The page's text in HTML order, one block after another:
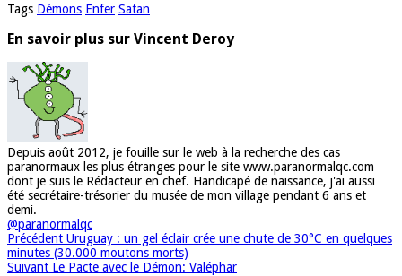
Tags Démons Enfer Satan
En savoir plus sur Vincent Deroy
Depuis août 2012, je fouille sur le web à la recherche des cas
paranormaux les plus étranges pour le site www.paranormalqc.com
dont je suis le Rédacteur en chef. Handicapé de naissance, j'ai aussi
été secrétaire-trésorier du musée de mon village pendant 6 ans et
demi.
@paranormalqc
Précédent Uruguay : un gel éclair crée une chute de 30°C en quelques
minutes (30.000 moutons morts)
Suivant Le Pacte avec le Démon: Valéphar